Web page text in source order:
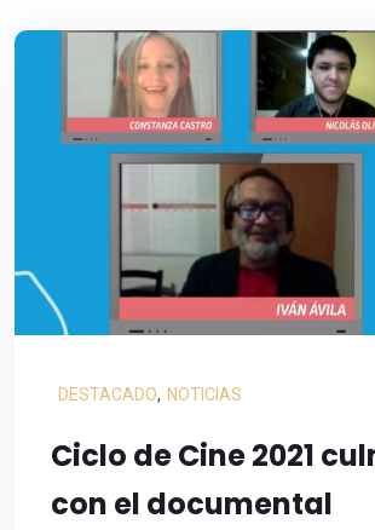
DESTACADO, NOTICIAS
Ciclo de Cine 2021
con el documental